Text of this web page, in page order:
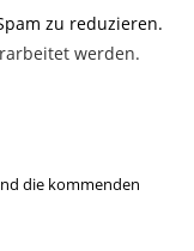
zu reduzieren.
werden.
die kommenden